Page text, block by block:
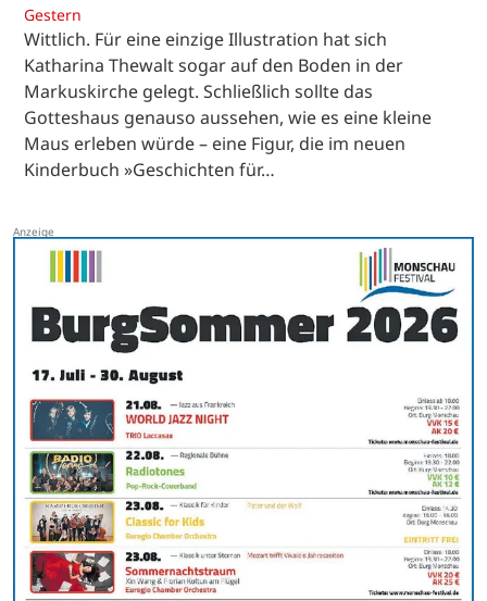
Gestern
Wittlich. Für eine einzige Illustration hat sich
Katharina Thewalt sogar auf den Boden in der
Markuskirche gelegt. Schließlich sollte das
Gotteshaus genauso aussehen, wie es eine kleine
Maus erleben würde – eine Figur, die im neuen
Kinderbuch »Geschichten für…